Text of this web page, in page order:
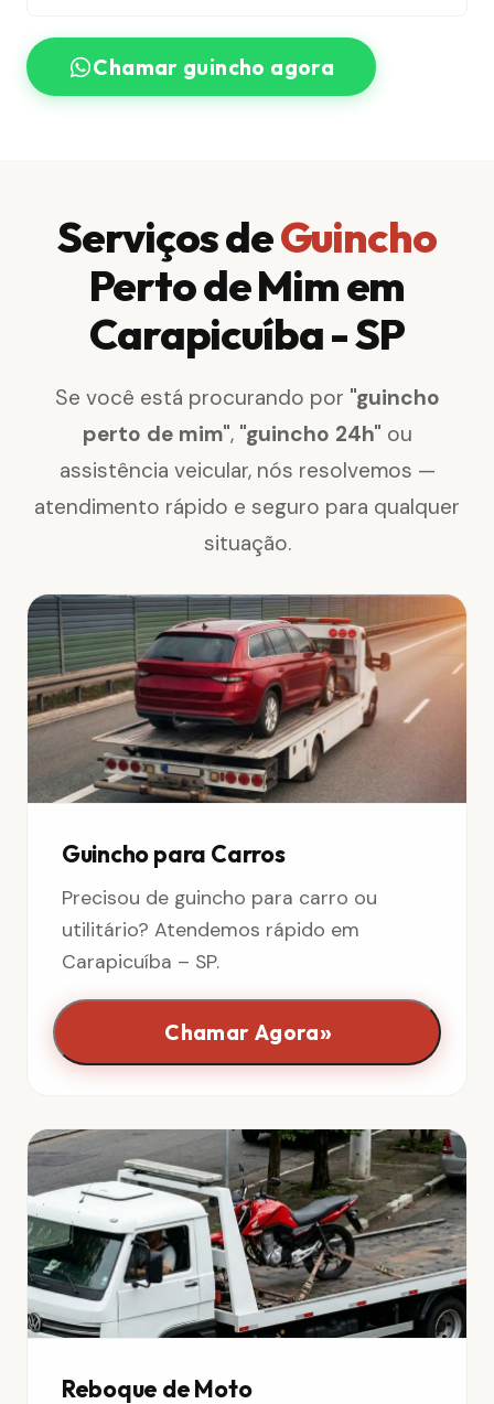
Chamar guincho agora
Serviços deGuincho
Perto de Mim em
Carapicuíba - SP
Se você está procurando por "guincho
perto de mim", "guincho 24h" ou
assistência veicular, nós resolvemos —
atendimento rápido e seguro para qualquer
situação.
Guincho para Carros
Precisou de guincho para carro ou
utilitário? Atendemos rápido em
Carapicuíba – SP.
Chamar Agora»
Reboque de Moto